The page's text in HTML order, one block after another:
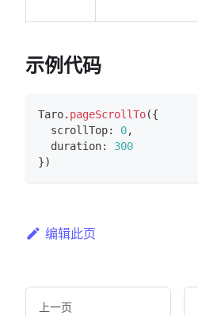
示例代码
Taro. pageScrollTo({
  scrollTop
: 0,
  duration
:
300
})
编辑此页
上一页